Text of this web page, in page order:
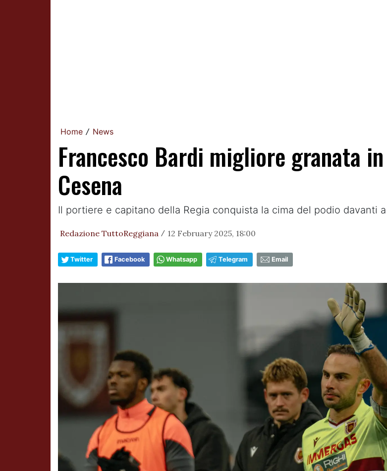
Home / News
Francesco Bardi migliore granata
Cesena
Il portiere e capitano della Regia conquista la cima del podio davanti
Redazione TuttoReggiana / 12 February 2025, 18:00
Twitter Facebook Whatsapp Telegram Email